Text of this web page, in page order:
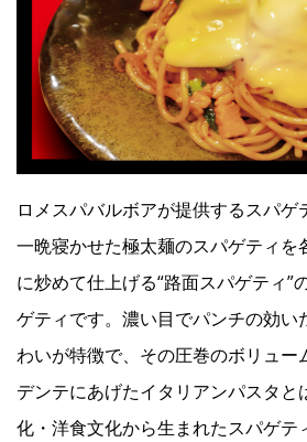
ロメスパバルボアが提供するスパゲ
一晩寝かせた極太麺のスパゲティを
に炒めて仕上げる“路面スパゲティ”
ゲティです。濃い目でパンチの効い
わいが特徴で、その圧巻のボリュー
デンテにあげたイタリアンパスタと
化・洋食文化から生まれたスパゲテ